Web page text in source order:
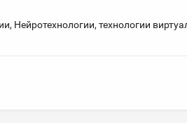
Нейротехнологии, технологии